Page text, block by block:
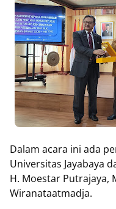
Dalam acara ini ada
Universitas Jayabaya
H. Moestar Putrajaya,
Wiranataatmadja.